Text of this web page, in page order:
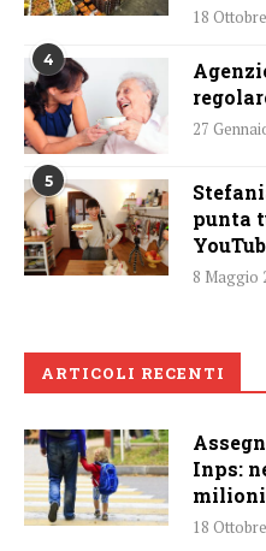
18
4
27
5
punta
8 Maggio
ARTICOLI RECENTI
Inps:
milioni
18